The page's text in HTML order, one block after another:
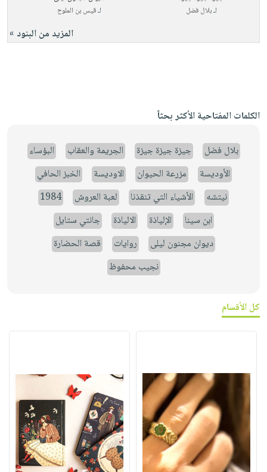
لـبلال فضل
لـقيس بن الملوح
المزيد من البنود »
الكلمات المفتاحية الأكثر بحثاً
بلال فضل جيزة جيزة جيزة الجريمة والعقاب
البؤساء
الأوديسة
مزرعة الحيوان الاوديسة
الخبز الحافي
نيتشه
الأشياء التي تنقذنا لعبة العروش
1984
ابن سينا
الإلياذة الالياذة
جانتي ستايل
ديوان مجنون ليلى
روايات
قصة الحضارة
نجيب محفوظ
كل الأقسام